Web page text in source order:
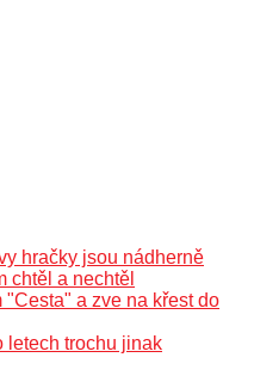
hračky jsou nádherně
chtěl a nechtěl
a zve na křest do
letech trochu jinak